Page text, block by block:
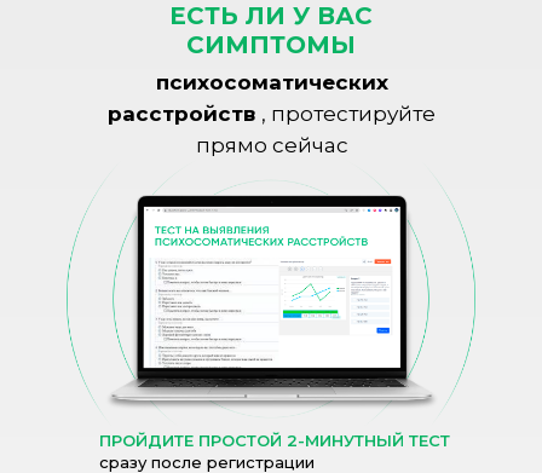
ЕСТЬ ЛИ У ВАС
СИМПТОМЫ
психосоматических
расстройств , протестируйте
прямо сейчас
ПРОЙДИТЕ ПРОСТОЙ 2-МИНУТНЫЙ ТЕСТ
сразу после регистрации